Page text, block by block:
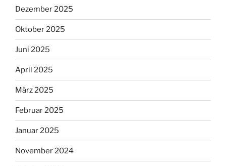
Dezember 2025
Oktober 2025
Juni 2025
April 2025
März 2025
Februar 2025
Januar 2025
November 2024